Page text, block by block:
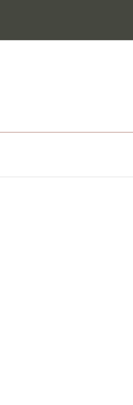
contenu